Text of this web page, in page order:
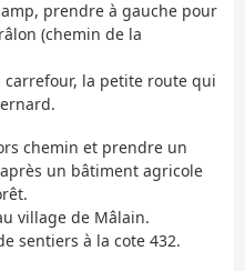
prendre à gauche pour
(chemin de la
la petite route qui
chemin et prendre un
un bâtiment agricole
village de Mâlain.
sentiers à la cote 432.